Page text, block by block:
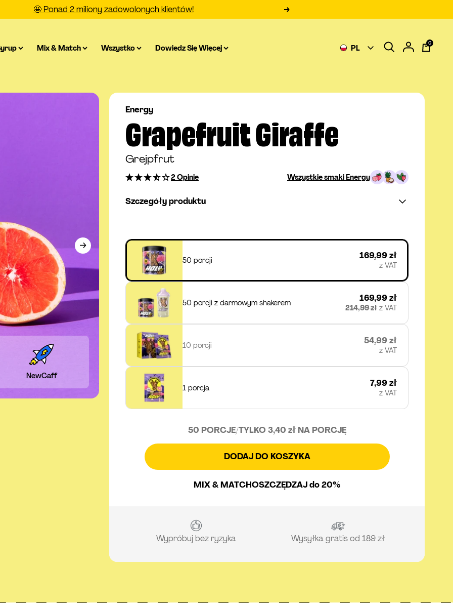
🤩 Ponad 2 miliony zadowolonych klientów! Następne
Mix & Match Wszystko Dowiedz Się Więcej PL
0
NewCaff
Energy
Grapefruit Giraffe
Grejpfrut
2 Opinie Wszystkie smaki Energy
Szczegóły produktu
50 porcji 169,99 zł
z VAT
50 porcji z darmowym shakerem 169,99 zł
214,99 zł z VAT
10 porcji 54,99 zł
z VAT
1 porcja 7,99 zł
z VAT
50 PORCJE/TYLKO 3,40 zł NA PORCJĘ
DODAJ DO KOSZYKA
MIX & MATCHOSZCZĘDZAJ do 20%
Wypróbuj bez ryzyka Wysyłka gratis od 189 zł